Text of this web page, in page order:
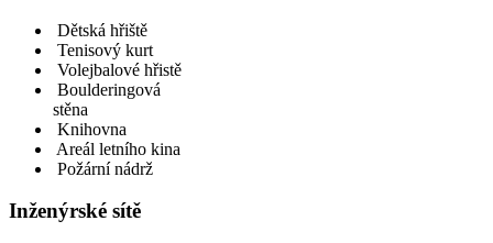
Dětská hřiště
Tenisový kurt
Volejbalové hřistě
Boulderingová
stěna
Knihovna
Areál letního kina
Požární nádrž
Inženýrské sítě